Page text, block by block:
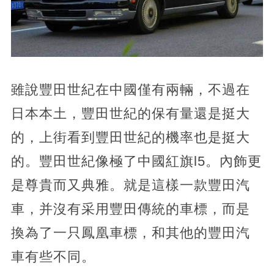
雖說豐田世紀在中國僅有兩輛，不過在
日本本土，豐田世紀的保有量還是挺大
的，上街看到豐田世紀的機率也是挺大
的。豐田世紀像極了中國紅旗l5。內飾更
是尊貴而又典雅。就是這樣一款豐田汽
車，并沒有采用豐田傳統的車標，而是
換為了一只鳳凰車標，和其他的豐田汽
車有些不同。